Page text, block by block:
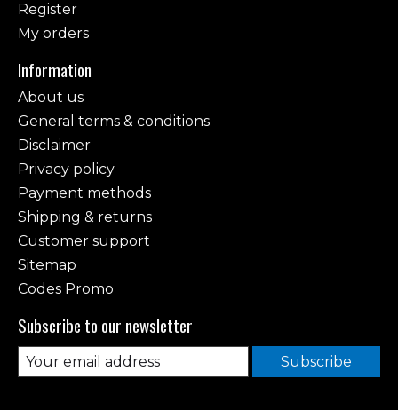
Register
My orders
Information
About us
General terms & conditions
Disclaimer
Privacy policy
Payment methods
Shipping & returns
Customer support
Sitemap
Codes Promo
Subscribe to our newsletter
Subscribe